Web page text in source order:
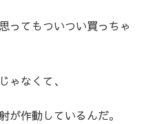
ってもついつい買っちゃ
ゃなくて、
が作動しているんだ。